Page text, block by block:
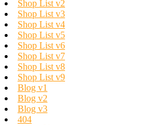
Shop List v2
Shop List v3
Shop List v4
Shop List v5
Shop List v6
Shop List v7
Shop List v8
Shop List v9
Blog v1
Blog v2
Blog v3
404